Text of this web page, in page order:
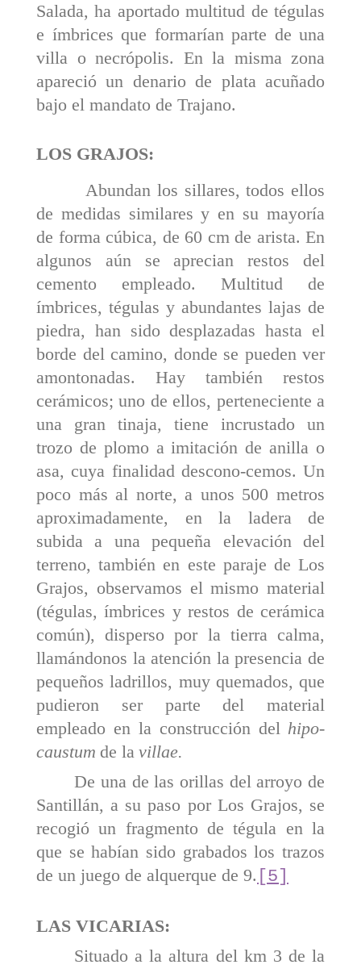
Salada, ha apor­tado multitud de tégulas
e ímbrices que formarían parte de una
villa o necrópolis. En la misma zona
apareció un denario de plata acuñado
bajo el mandato de Trajano.
LOS GRAJOS:
Abundan los sillares, todos ellos
de medidas similares y en su mayoría
de forma cúbica, de 60 cm de arista. En
algunos aún se aprecian restos del
cemento empleado. Multitud de
ímbrices, tégulas y abundantes lajas de
piedra, han sido desplazadas hasta el
borde del camino, donde se pueden ver
amontonadas. Hay también restos
cerámicos; uno de ellos, perteneciente a
una gran tinaja, tiene incrustado un
trozo de plomo a imitación de anilla o
asa, cuya finalidad descono-cemos. Un
poco más al norte, a unos 500 metros
aproximadamente, en la ladera de
subida a una pequeña elevación del
terreno, también en este paraje de Los
Grajos, observamos el mismo material
(tégulas, ímbrices y restos de cerámica
común), disperso por la tierra calma,
llamándonos la atención la presencia de
pequeños ladrillos, muy quema­dos, que
pudieron ser parte del material
empleado en la construcción del hipo­
caustum de la villae.
De una de las orillas del arroyo de
Santillán, a su paso por Los Grajos, se
recogió un fragmento de tégula en la
que se habían sido grabados los trazos
de un juego de alquerque de 9. [5]
LAS VICARIAS:
Situado a la altura del km 3 de la